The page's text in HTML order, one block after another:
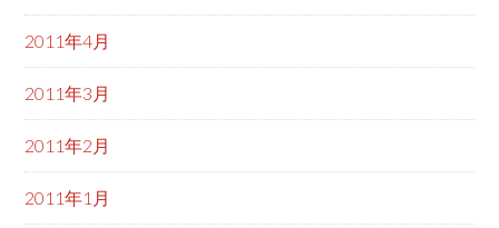
2011年4月
2011年3月
2011年2月
2011年1月